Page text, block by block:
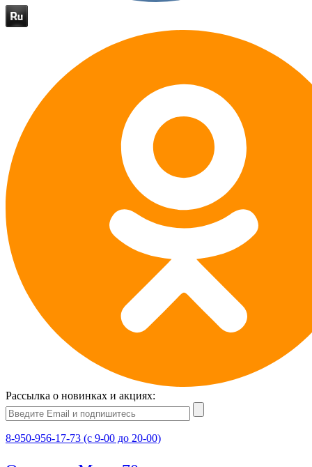
Рассылка о новинках и акциях:
8-950-956-17-73 (с 9-00 до 20-00)